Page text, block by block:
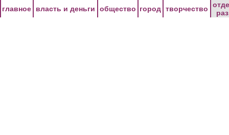
главное власть и деньги общество город творчество